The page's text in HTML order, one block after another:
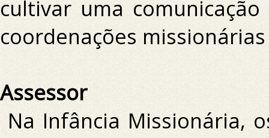
cultivar uma
coordenações
Assessor
Na Infância Missionária,